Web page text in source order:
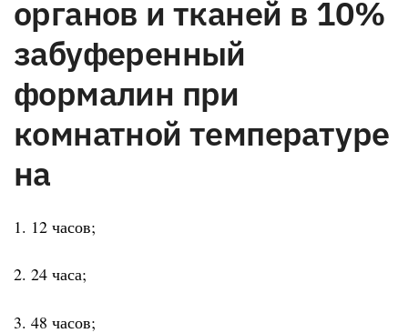
органов и тканей в 10%
забуференный
формалин при
комнатной температуре
на
1. 12 часов;
2. 24 часа;
3. 48 часов;